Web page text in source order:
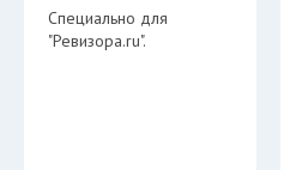
Специально для
"Ревизора.ru".